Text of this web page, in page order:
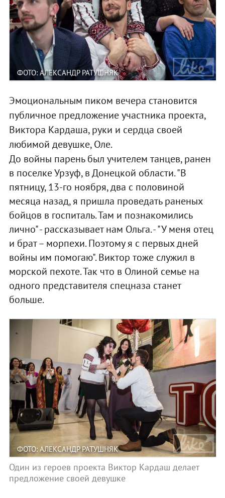
ФОТО: АЛЕКСАНДР РАТУШНЯК
Эмоциональным пиком вечера становится
публичное предложение участника проекта,
Виктора Кардаша, руки и сердца своей
любимой девушке, Оле.
До войны парень был учителем танцев, ранен
в поселке Урзуф, в Донецкой области. "В
пятницу, 13-го ноября, два с половиной
месяца назад, я пришла проведать раненых
бойцов в госпиталь. Там и познакомились
лично" - рассказывает нам Ольга. - "У меня отец
и брат – морпехи. Поэтому я с первых дней
войны им помогаю". Виктор тоже служил в
морской пехоте. Так что в Олиной семье на
одного представителя спецназа станет
больше.
ФОТО: АЛЕКСАНДР РАТУШНЯК
Один из героев проекта Виктор Кардаш делает
предложение своей девушке